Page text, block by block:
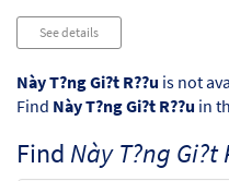
See details
Này T?ng Gi?t R??u is not
Find Này T?ng Gi?t R??u in
Find Này T?ng Gi?t